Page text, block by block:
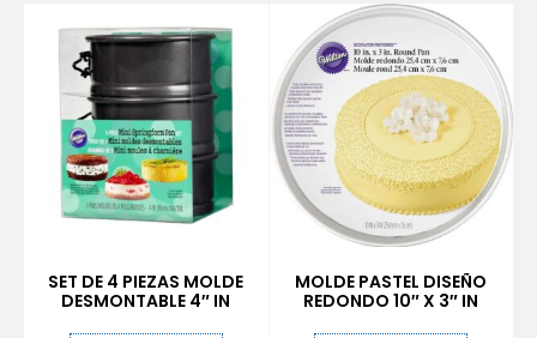
SET DE 4 PIEZAS MOLDE
DESMONTABLE 4″ IN
MOLDE PASTEL DISEÑO
REDONDO 10″ X 3″ IN